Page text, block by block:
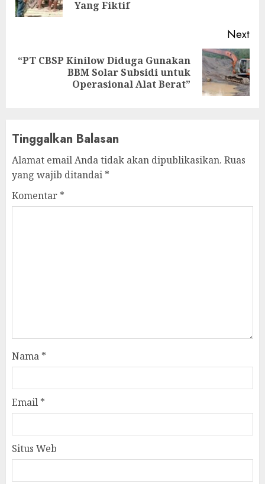
Yang Fiktif
Next
Next
“PT CBSP Kinilow Diduga Gunakan
BBM Solar Subsidi untuk
Operasional Alat Berat”
Tinggalkan Balasan
Alamat email Anda tidak akan dipublikasikan. Ruas
yang wajib ditandai *
Komentar *
Nama *
Email *
Situs Web